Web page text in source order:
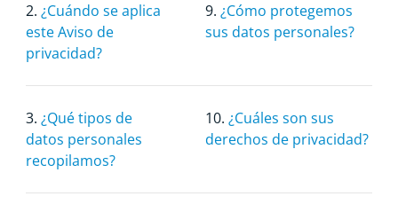
2. ¿Cuándo se aplica
este Aviso de
privacidad?
9. ¿Cómo protegemos
sus datos personales?
3. ¿Qué tipos de
datos personales
recopilamos?
10. ¿Cuáles son sus
derechos de privacidad?